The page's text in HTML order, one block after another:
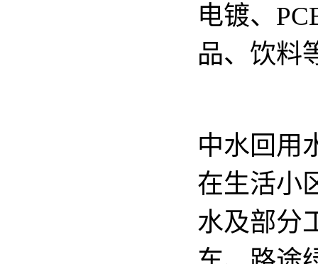
电镀、
品、饮料
中水回用
在生活小
水及部分